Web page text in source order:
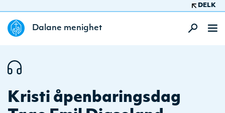
DELK
Dalane menighet
Kristi åpenbaringsdag